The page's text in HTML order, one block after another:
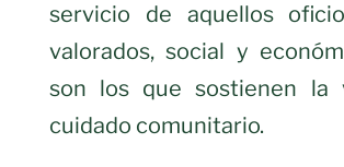
servicio de aquellos
valorados, social y
son los que sostienen la
cuidado comunitario.